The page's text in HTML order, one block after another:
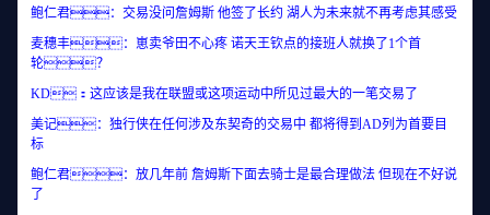
鲍仁君：交易没问詹姆斯 他签了长约 湖人为未来就不再考虑其感受
麦穗丰：崽卖爷田不心疼 诺天王钦点的接班人就换了1个首
轮？
KD：这应该是我在联盟或这项运动中所见过最大的一笔交易了
美记：独行侠在任何涉及东契奇的交易中 都将得到AD列为首要目
标
鲍仁君：放几年前 詹姆斯下面去骑士是最合理做法 但现在不好说
了